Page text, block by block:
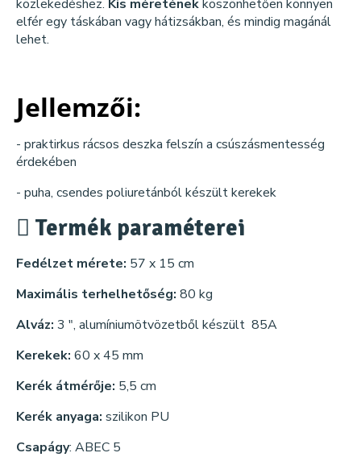
közlekedéshez. Kis méreténekköszönhetően könnyen
elfér egy táskában vagy hátizsákban, és mindig magánál
lehet.
Jellemzői:
- praktirkus rácsos deszka felszín a csúszásmentesség
érdekében
- puha, csendes poliuretánból készült kerekek
Termék paraméterei
Fedélzet mérete: 57 x 15 cm
Maximális terhelhetőség: 80 kg
Alváz: 3 ", alumíniumötvözetből készült 85A
Kerekek: 60 x 45 mm
Kerék átmérője: 5,5 cm
Kerék anyaga: szilikon PU
Csapágy: ABEC 5